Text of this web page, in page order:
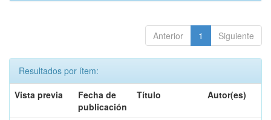
Anterior 1 Siguiente
Resultados por ítem:
Vista previa
Fecha de
publicación
Título Autor(es)